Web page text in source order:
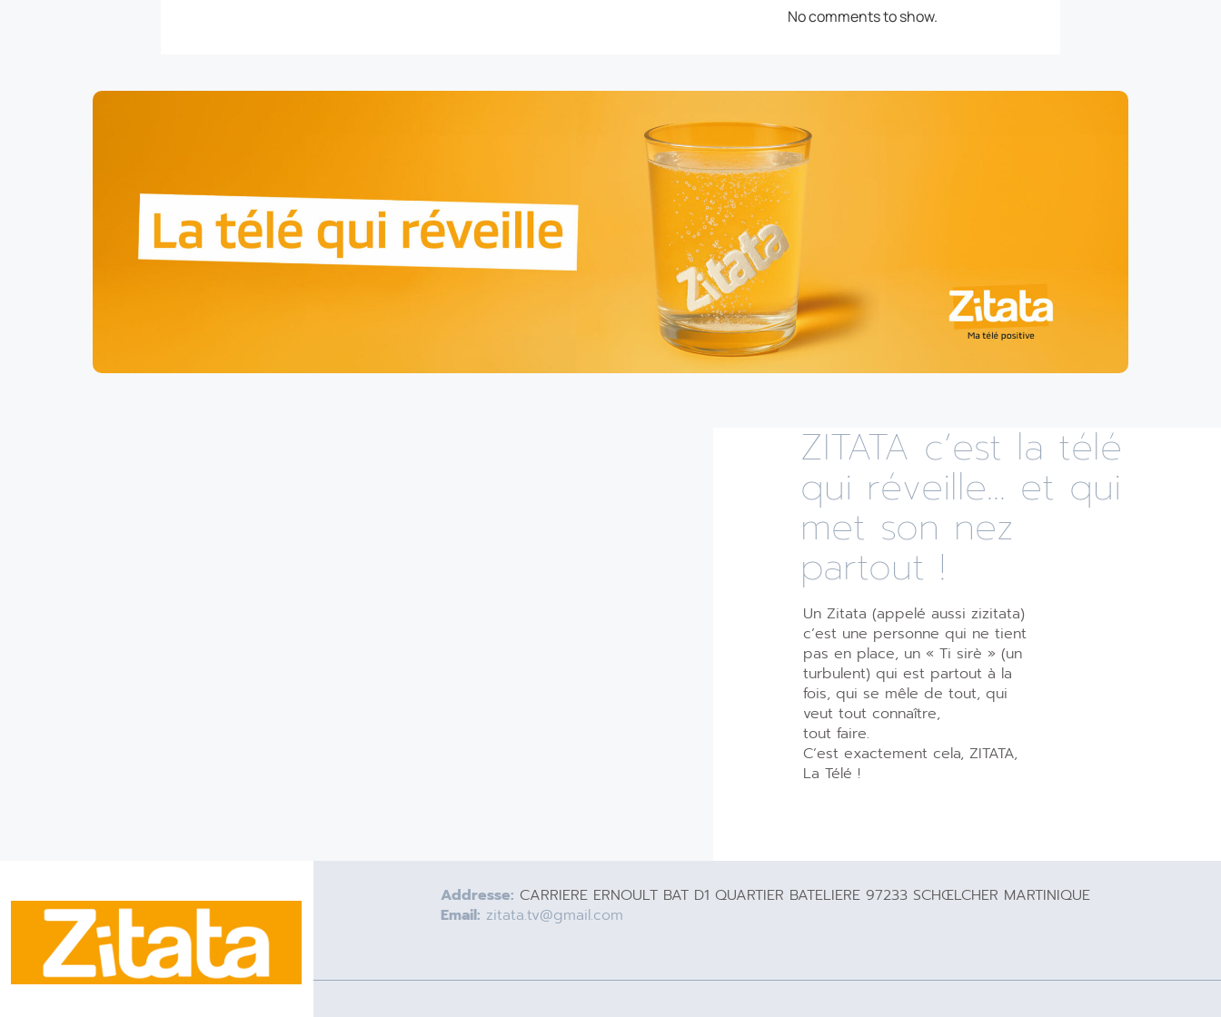
No comments to show.
ZITATA c’est la télé
qui réveille... et qui
met son nez
partout !
Un Zitata (appelé aussi zizitata)
c’est une personne qui ne tient
pas en place, un « Ti sirè » (un
turbulent) qui est partout à la
fois, qui se mêle de tout, qui
veut tout connaître,
tout faire.
C’est exactement cela, ZITATA,
La Télé !
Addresse: CARRIERE ERNOULT BAT D1 QUARTIER BATELIERE 97233 SCHŒLCHER MARTINIQUE
Email: zitata.tv@gmail.com